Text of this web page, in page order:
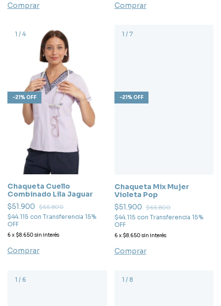
Comprar Comprar
1 / 4
-21 % OFF
Chaqueta Cuello
Combinado Lila Jaguar
$51.900
$65.800
$44.115 con Transferencia 15%
OFF
6 x $8.650 sin interés
Comprar
1 / 7
-21 % OFF
Chaqueta Mix Mujer
Violeta Pop
$51.900
$65.800
$44.115 con Transferencia 15%
OFF
6 x $8.650 sin interés
Comprar
1 / 6 1 / 8